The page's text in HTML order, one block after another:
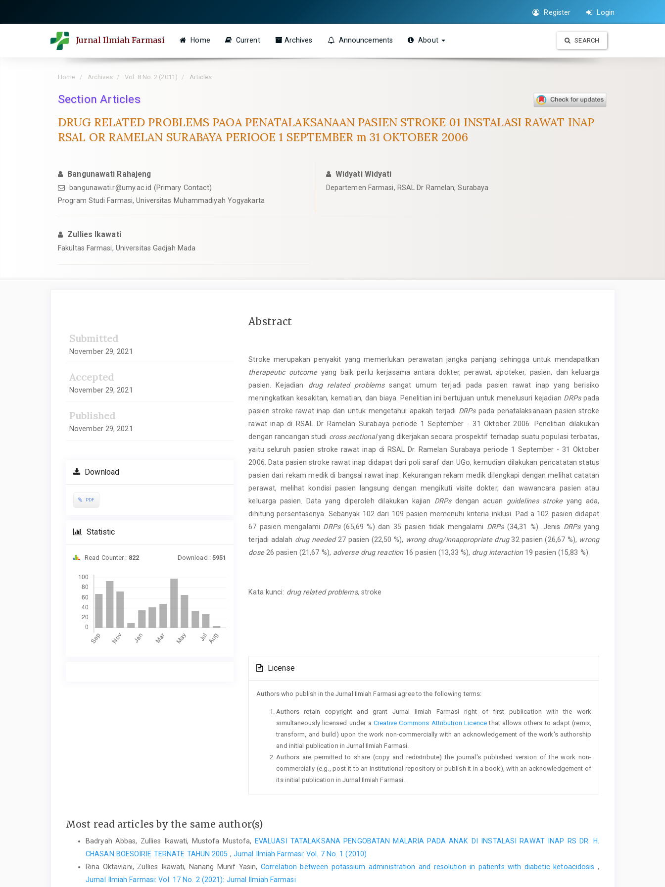
Register Login
Jurnal Ilmiah Farmasi Home Current Archives Announcements About SEARCH
Home Archives Vol. 8 No. 2 (2011) Articles
Section Articles
DRUG RELATED PROBLEMS PAOA PENATALAKSANAAN PASIEN STROKE 01 INSTALASI RAWAT INAP
RSAL OR RAMELAN SURABAYA PERIOOE 1 SEPTEMBER m 31 OKTOBER 2006
Bangunawati Rahajeng
bangunawati.r@umy.ac.id (Primary Contact)
Program Studi Farmasi, Universitas Muhammadiyah Yogyakarta
Widyati Widyati
Departemen Farmasi, RSAL Dr Ramelan, Surabaya
Zullies Ikawati
Fakultas Farmasi, Universitas Gadjah Mada
Submitted
November 29, 2021
Accepted
November 29, 2021
Published
November 29, 2021
Download
PDF
Statistic
Read Counter : 822 Download : 5951
Main
Abstract
Stroke merupakan penyakit yang memerlukan perawatan jangka panjang sehingga untuk mendapatkan
therapeutic outcome yang baik perlu kerjasama antara dokter, perawat, apoteker, pasien, dan keluarga
pasien. Kejadian drug related problemssangat umum terjadi pada pasien rawat inap yang berisiko
meningkatkan kesakitan, kematian, dan biaya. Penelitian ini bertujuan untuk menelusuri kejadian DRPs pada
pasien stroke rawat inap dan untuk mengetahui apakah terjadi DRPs pada penatalaksanaan pasien stroke
rawat inap di RSAL Dr Ramelan Surabaya periode 1 September - 31 Oktober 2006. Penelitian dilakukan
dengan rancangan studi cross sectionalyang dikerjakan secara prospektif terhadap suatu populasi terbatas,
yaitu seluruh pasien stroke rawat inap di RSAL Dr. Ramelan Surabaya periode 1 September - 31 Oktober
2006. Data pasien stroke rawat inap didapat dari poli saraf dan UGo, kemudian dilakukan pencatatan status
pasien dari rekam medik di bangsal rawat inap. Kekurangan rekam medik dilengkapi dengan melihat catatan
perawat, melihat kondisi pasien langsung dengan mengikuti visite dokter, dan wawancara pasien atau
keluarga pasien. Data yang diperoleh dilakukan kajian DRPs dengan acuan guidelines stroke yang ada,
dihitung persentasenya. Sebanyak 102 dari 109 pasien memenuhi kriteria inklusi. Pad a 102 pasien didapat
67 pasien mengalami DRPs(65,69 %) dan 35 pasien tidak mengalami DRPs (34,31 %). Jenis DRPs yang
terjadi adalah drug needed 27 pasien (22,50 %), wrong drug/innappropriate drug32 pasien (26,67 %), wrong
dose 26 pasien (21,67 %), adverse drug reaction 16 pasien (13,33 %), drug interaction 19 pasien (15,83 %).
Kata kunci: drug related problems, stroke
Article
Details
License
Authors who publish in the Jurnal Ilmiah Farmasi agree to the following terms:
Authors retain copyright and grant Jurnal Ilmiah Farmasi right of first publication with the work
simultaneously licensed under aCreative Commons Attribution Licencethat allows others to adapt (remix,
transform, and build) upon the work non-commercially with an acknowledgement of the work's authorship
and initial publication in Jurnal Ilmiah Farmasi.
Authors are permitted to share (copy and redistribute) the journal's published version of the work non-
commercially (e.g., post it to an institutional repository or publish it in a book), with an acknowledgement of
its initial publication in Jurnal Ilmiah Farmasi.
Most read articles by the same author(s)
Badryah Abbas, Zullies Ikawati, Mustofa Mustofa,
EVALUASI TATALAKSANA PENGOBATAN MALARIA PADA ANAK DI INSTALASI RAWAT INAP RS DR. H.
CHASAN BOESOIRIE TERNATE TAHUN 2005 , Jurnal Ilmiah Farmasi: Vol. 7 No. 1 (2010)
Rina Oktaviani, Zullies Ikawati, Nanang Munif Yasin, Correlation between potassium administration and resolution in patients with diabetic ketoacidosis ,
Jurnal Ilmiah Farmasi: Vol. 17 No. 2 (2021): Jurnal Ilmiah Farmasi